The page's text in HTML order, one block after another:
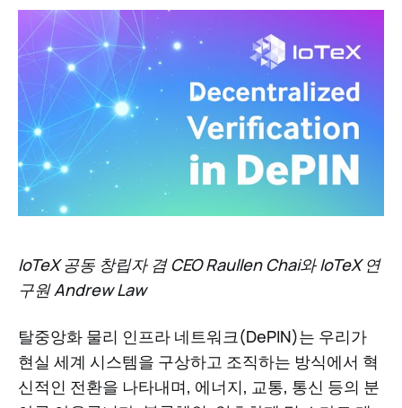
IoTeX 공동 창립자 겸 CEO Raullen Chai와 IoTeX 연
구원 Andrew Law
탈중앙화 물리 인프라 네트워크(DePIN)는 우리가
현실 세계 시스템을 구상하고 조직하는 방식에서 혁
신적인 전환을 나타내며, 에너지, 교통, 통신 등의 분